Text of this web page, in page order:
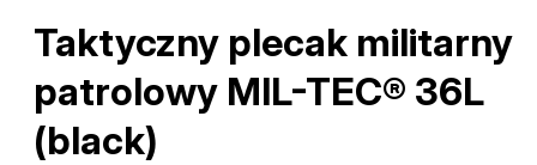
Taktyczny plecak militarny
patrolowy MIL-TEC® 36L
(black)